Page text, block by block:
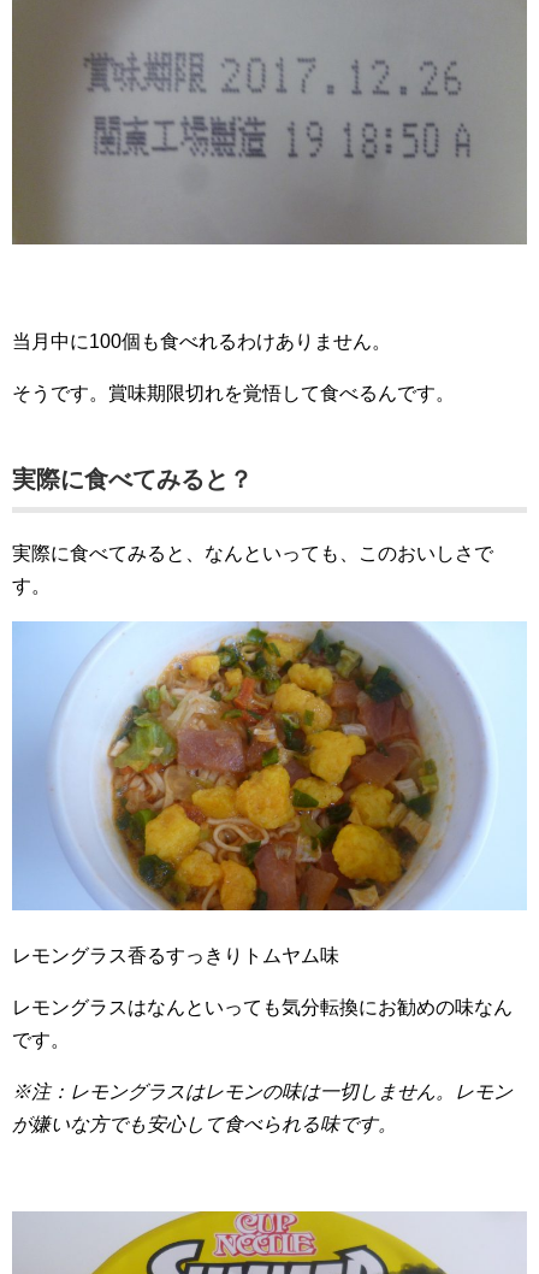
当月中に100個も食べれるわけありません。
そうです。賞味期限切れを覚悟して食べるんです。
実際に食べてみると？
実際に食べてみると、なんといっても、このおいしさで
す。
レモングラス香るすっきりトムヤム味
レモングラスはなんといっても気分転換にお勧めの味なん
です。
※注：レモングラスはレモンの味は一切しません。レモン
が嫌いな方でも安心して食べられる味です。